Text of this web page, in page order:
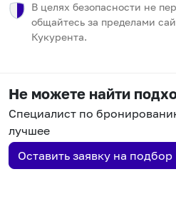
В целях безопасности не
общайтесь за пределами
Кукурента.
Не можете найти
Специалист по
лучшее
Оставить заявку на подбор